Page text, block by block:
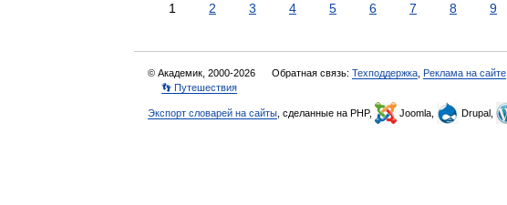
1 2 3 4 5 6 7 8 9
© Академик, 2000-2026 Обратная связь: Техподдержка Реклама на сайте
👣 Путешествия
Экспорт словарей на сайты , сделанные на PHP, Joomla, Drupal,